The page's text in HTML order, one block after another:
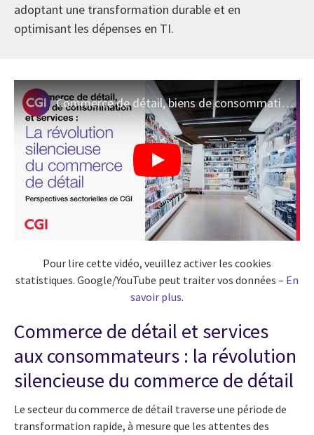
adoptant une transformation durable et en
optimisant les dépenses en TI.
Commerce de détail, biens de consommation et services I Perspectives sectorielles de CGI
Pour lire cette vidéo, veuillez activer les cookies
statistiques. Google/YouTube peut traiter vos données – En
savoir plus.
Commerce de détail et services
aux consommateurs : la révolution
silencieuse du commerce de détail
Le secteur du commerce de détail traverse une période de
transformation rapide, à mesure que les attentes des